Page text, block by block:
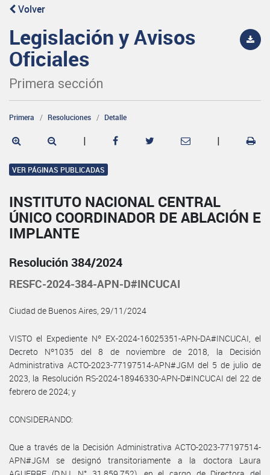
Volver
Legislación y Avisos
Oficiales
Primera sección
Primera Resoluciones Detalle
| |
VER PÁGINAS PUBLICADAS
INSTITUTO NACIONAL CENTRAL
ÚNICO COORDINADOR DE ABLACIÓN E
IMPLANTE
Resolución 384/2024
RESFC-2024-384-APN-D#INCUCAI
Ciudad de Buenos Aires, 29/11/2024
VISTO el Expediente Nº EX-2024-16025351-APN-DA#INCUCAI, el
Decreto Nº1035 del 8 de noviembre de 2018, la Decisión
Administrativa ACTO-2023-77197514-APN#JGM del 5 de julio de
2023, la Resolución RS-2024-18946330-APN-D#INCUCAI del 22 de
febrero de 2024; y
CONSIDERANDO:
Que a través de la Decisión Administrativa ACTO-2023-77197514-
APN#JGM se designó transitoriamente a la doctora Laura